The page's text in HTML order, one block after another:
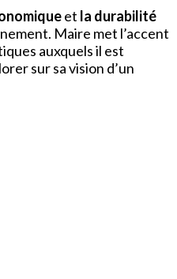
et la durabilité
Maire met l’accent
auxquels il est
sur sa vision d’un